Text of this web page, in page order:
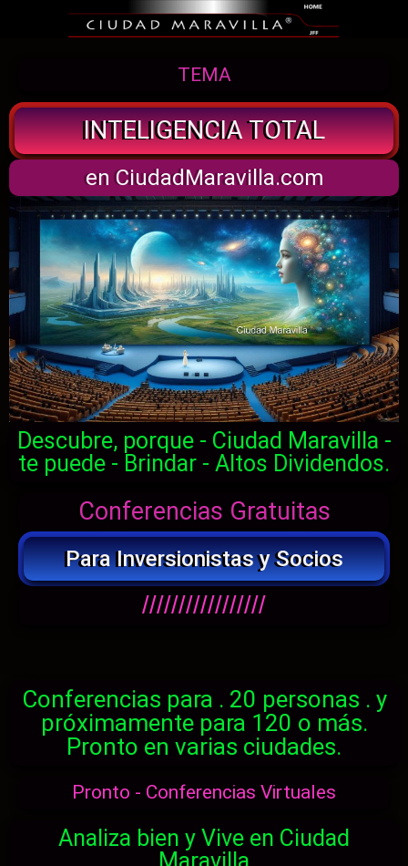
TEMA
INTELIGENCIA TOTAL
en CiudadMaravilla.com
Descubre, porque - Ciudad Maravilla -
te puede - Brindar - Altos Dividendos.
Conferencias Gratuitas
Para Inversionistas y Socios
/////////////////
Conferencias para . 20 personas . y
próximamente para 120 o más.
Pronto en varias ciudades.
Pronto - Conferencias Virtuales
Analiza bien y Vive en Ciudad